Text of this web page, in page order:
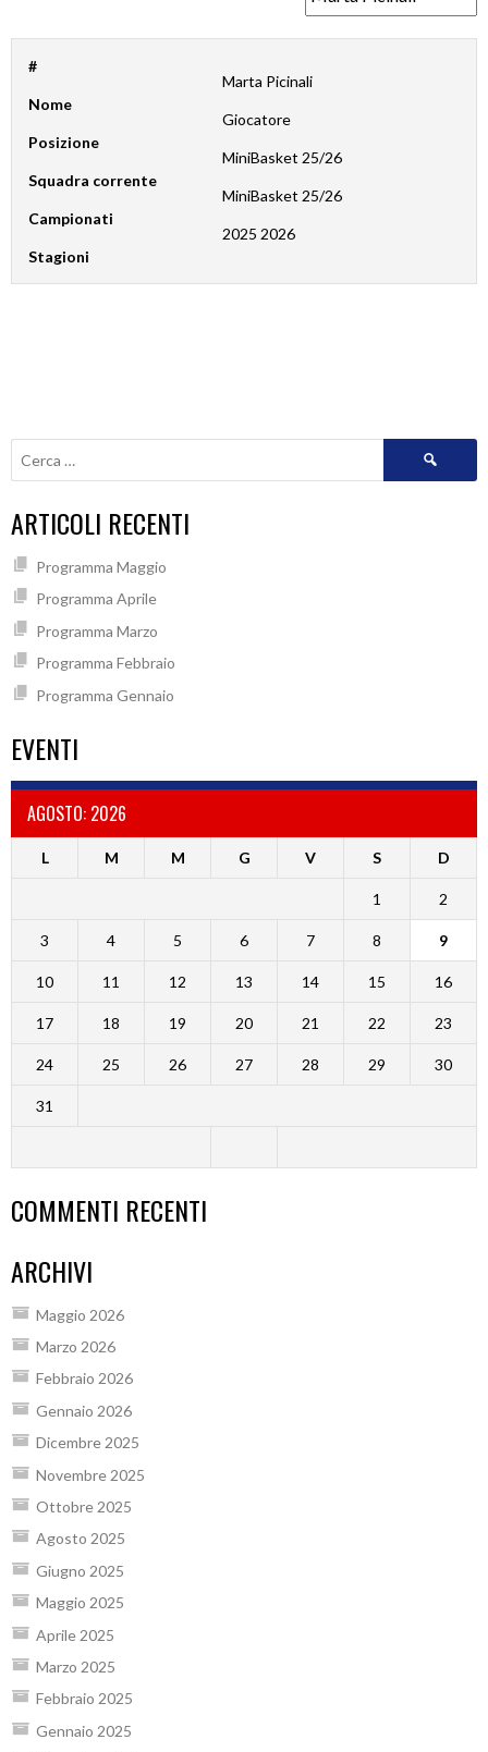
#
Nome
Marta Picinali
Posizione
Giocatore
Squadra corrente
MiniBasket 25/26
Campionati
MiniBasket 25/26
Stagioni
2025 2026
Ricerca
ARTICOLI RECENTI
Programma Maggio
Programma Aprile
Programma Marzo
Programma Febbraio
Programma Gennaio
EVENTI
AGOSTO: 2026
L M M G V S D
1 2
3 4 5 6 7 8 9
10 11 12 13 14 15 16
17 18 19 20 21 22 23
24 25 26 27 28 29 30
31
COMMENTI RECENTI
ARCHIVI
Maggio 2026
Marzo 2026
Febbraio 2026
Gennaio 2026
Dicembre 2025
Novembre 2025
Ottobre 2025
Agosto 2025
Giugno 2025
Maggio 2025
Aprile 2025
Marzo 2025
Febbraio 2025
Gennaio 2025